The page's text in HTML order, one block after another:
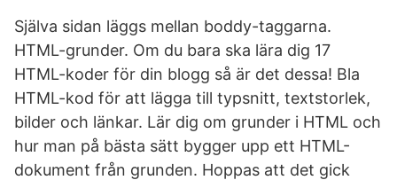
Själva sidan läggs mellan boddy-taggarna.
HTML-grunder. Om du bara ska lära dig 17
HTML-koder för din blogg så är det dessa! Bla
HTML-kod för att lägga till typsnitt, textstorlek,
bilder och länkar. Lär dig om grunder i HTML och
hur man på bästa sätt bygger upp ett HTML-
dokument från grunden. Hoppas att det gick